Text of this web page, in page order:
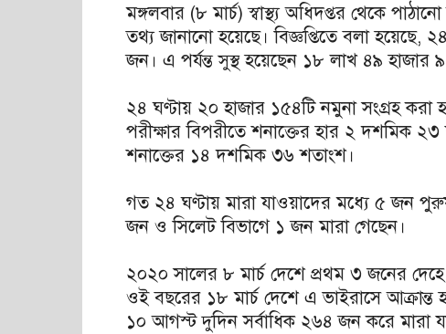
মঙ্গলবার (৮ মার্চ) স্বাস্থ্য অধিদপ্তর থেকে
তথ্য জানানো হয়েছে। বিজ্ঞপ্তিতে বলা হয়েছে,
জন। এ পর্যন্ত সুস্থ হয়েছেন ১৮ লাখ ৪৯ হাজার
২৪ ঘণ্টায় ২০ হাজার ১৫৪টি নমুনা সংগ্রহ করা
পরীক্ষার বিপরীতে শনাক্তের হার ২ দশমিক
শনাক্তের ১৪ দশমিক ৩৬ শতাংশ।
গত ২৪ ঘণ্টায় মারা যাওয়াদের মধ্যে ৫ জন
জন ও সিলেট বিভাগে ১ জন মারা গেছেন।
২০২০ সালের ৮ মার্চ দেশে প্রথম ৩ জনের
ওই বছরের ১৮ মার্চ দেশে এ ভাইরাসে
১০ আগস্ট দুদিন সর্বাধিক ২৬৪ জন করে মারা